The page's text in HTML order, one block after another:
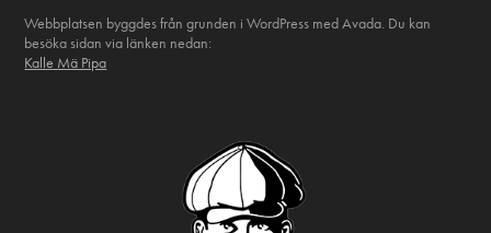
Webbplatsen byggdes från grunden i WordPress med Avada. Du kan
besöka sidan via länken nedan:
Kalle Mä Pipa